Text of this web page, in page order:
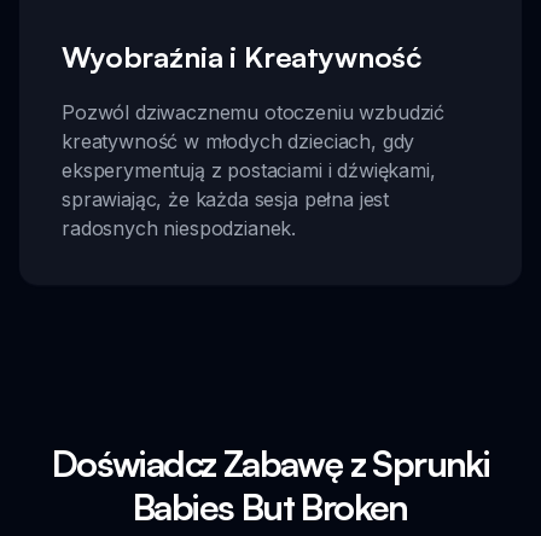
Wyobraźnia i Kreatywność
Pozwól dziwacznemu otoczeniu wzbudzić
kreatywność w młodych dzieciach, gdy
eksperymentują z postaciami i dźwiękami,
sprawiając, że każda sesja pełna jest
radosnych niespodzianek.
Doświadcz Zabawę z Sprunki
Babies But Broken